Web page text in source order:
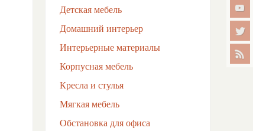
Детская мебель
Домашний интерьер
Интерьерные материалы
Корпусная мебель
Кресла и стулья
Мягкая мебель
Обстановка для офиса